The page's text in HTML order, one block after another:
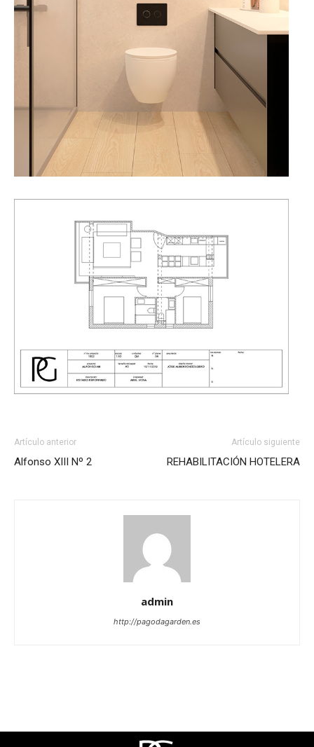
Artículo anterior
Alfonso XIII Nº 2
Artículo siguiente
REHABILITACIÓN HOTELERA
admin
http://pagodagarden.es